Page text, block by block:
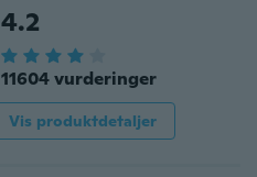
4.2
11604 vurderinger
Vis produktdetaljer